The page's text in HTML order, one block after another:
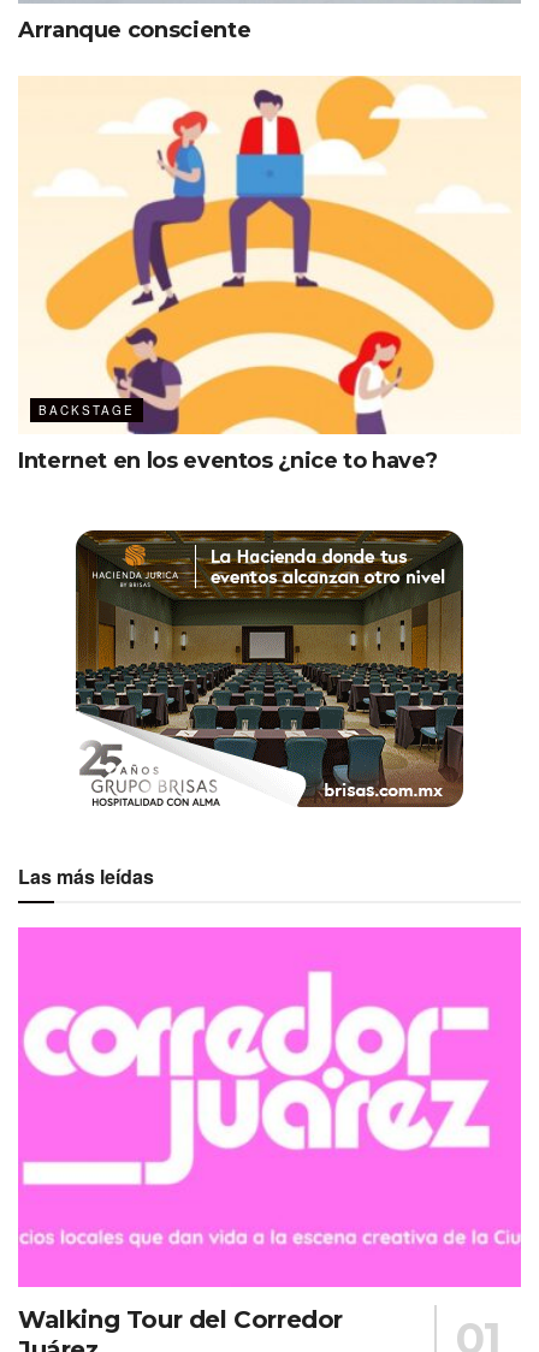
Arranque consciente
BACKSTAGE
Internet en los eventos ¿nice to have?
Las más leídas
Walking Tour del Corredor